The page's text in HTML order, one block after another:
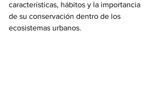
características, hábitos y la importancia
de su conservación dentro de los
ecosistemas urbanos.